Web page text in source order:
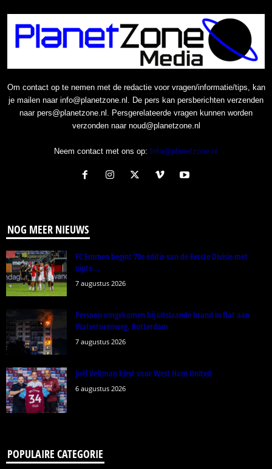
Om contact op te nemen met de redactie voor vragen/informatie/tips, kan
je mailen naar info@planetzone.nl. De pers kan persberichten verzenden
naar pers@planetzone.nl. Persgerelateerde vragen kunnen worden
verzonden naar noud@planetzone.nl
Neem contact met ons op: Info@planetzone.nl
NOG MEER NIEUWS
FC Emmen begint 70e editie van de Eerste Divisie met
nipte...
7 augustus 2026
Persoon omgekomen bij uitslaande brand in flat aan
Watertorenweg, Rotterdam
7 augustus 2026
Joël Veltman kiest voor West Ham United
6 augustus 2026
POPULAIRE CATEGORIE